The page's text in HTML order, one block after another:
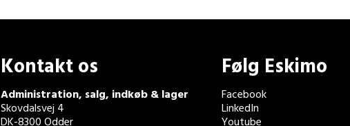
Kontakt os
Administration, salg, indkøb & lager
Skovdalsvej 4
DK-8300 Odder
Følg Eskimo
Facebook
LinkedIn
Youtube